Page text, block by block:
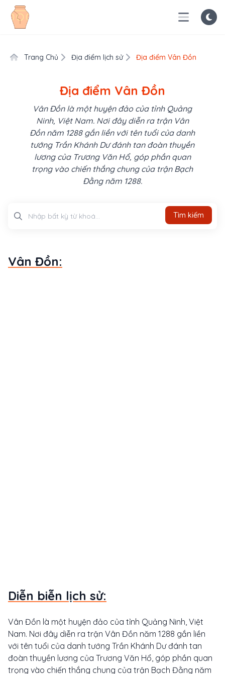
Trang Chủ Địa điểm lịch sử Địa điểm Vân Đồn
Địa điểm Vân Đồn
Vân Đồn là một huyện đảo của tỉnh Quảng
Ninh, Việt Nam. Nơi đây diễn ra trận Vân
Đồn năm 1288 gắn liền với tên tuổi của danh
tướng Trần Khánh Dư đánh tan đoàn thuyền
lương của Trương Văn Hổ, góp phần quan
trọng vào chiến thắng chung của trận Bạch
Đằng năm 1288.
Tìm kiếm
Vân Đồn:
Diễn biễn lịch sử:
Vân Đồn là một huyện đảo của tỉnh Quảng Ninh, Việt
Nam. Nơi đây diễn ra trận Vân Đồn năm 1288 gắn liền
với tên tuổi của danh tướng Trần Khánh Dư đánh tan
đoàn thuyền lương của Trương Văn Hổ, góp phần quan
trọng vào chiến thắng chung của trận Bạch Đằng năm